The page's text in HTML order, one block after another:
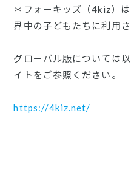
＊フォーキッズ（4kiz）
界中の子どもたちに利用さ
グローバル版については
イトをご参照ください。
https://4kiz.net/